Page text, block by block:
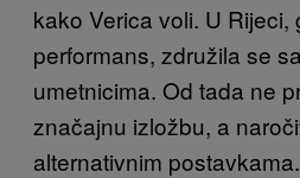
kako Verica voli. U Rijeci,
performans, združila se
umetnicima. Od tada ne
značajnu izložbu, a
alternativnim